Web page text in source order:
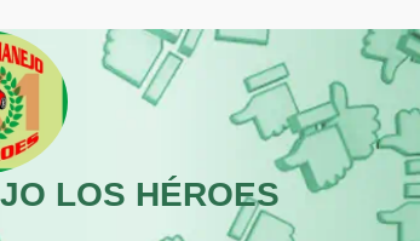
Centros Turísticos
Clínicas de Belleza
Clubes Deportivos
LOS HÉROES